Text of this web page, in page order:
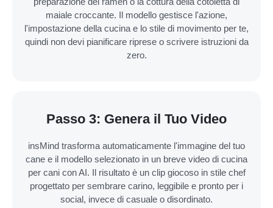
maiale croccante. Il modello gestisce l'azione,
l'impostazione della cucina e lo stile di movimento per te,
quindi non devi pianificare riprese o scrivere istruzioni da
zero.
Passo 3: Genera il Tuo Video
insMind trasforma automaticamente l'immagine del tuo
cane e il modello selezionato in un breve video di cucina
per cani con AI. Il risultato è un clip giocoso in stile chef
progettato per sembrare carino, leggibile e pronto per i
social, invece di casuale o disordinato.